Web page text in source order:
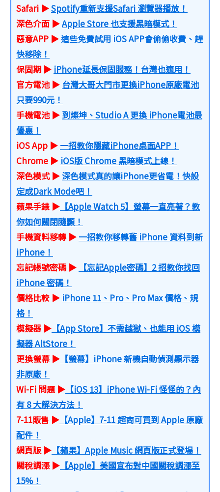
Safari ▶Spotify重新支援Safari 瀏覽器播放！
深色介面 ▶Apple Store 也支援黑暗模式！
惡意APP ▶這些免費試用 iOS APP會偷偷收費、趕
快移除！
保固期 ▶ iPhone延長保固服務！台灣也適用！
官方電池 ▶ 台灣大哥大門市更換iPhone原廠電池
只要990元！
手機電池 ▶ 到燦坤、Studio A 更換 iPhone電池最
優惠！
iOS App ▶ 一招教你隱藏iPhone桌面APP！
Chrome ▶ iOS版 Chrome 黑暗模式上線！
深色模式 ▶深色模式真的讓iPhone更省電！快設
定成Dark Mode吧！
蘋果手錶 ▶ 【Apple Watch 5】螢幕一直亮著？教
你如何關閉隨顯！
手機資料移轉 ▶ 一招教你移轉舊 iPhone 資料到新
iPhone！
忘記帳號密碼 ▶ 【忘記Apple密碼】2 招教你找回
iPhone 密碼！
價格比較 ▶ iPhone 11、Pro、Pro Max 價格、規
格！
模擬器 ▶ 【App Store】不需越獄、也能用 iOS 模
擬器 AltStore！
更換螢幕 ▶ 【螢幕】iPhone 新機自動偵測顯示器
非原廠！
Wi-Fi 問題 ▶ 【iOS 13】iPhone Wi-Fi 怪怪的？內
有 8 大解決方法！
7-11販售 ▶ 【Apple】7-11 超商可買到 Apple 原廠
配件！
網頁版 ▶ 【蘋果】Apple Music 網頁版正式登場！
關稅調漲 ▶ 【Apple】美國宣布對中國關稅調漲至
15%！